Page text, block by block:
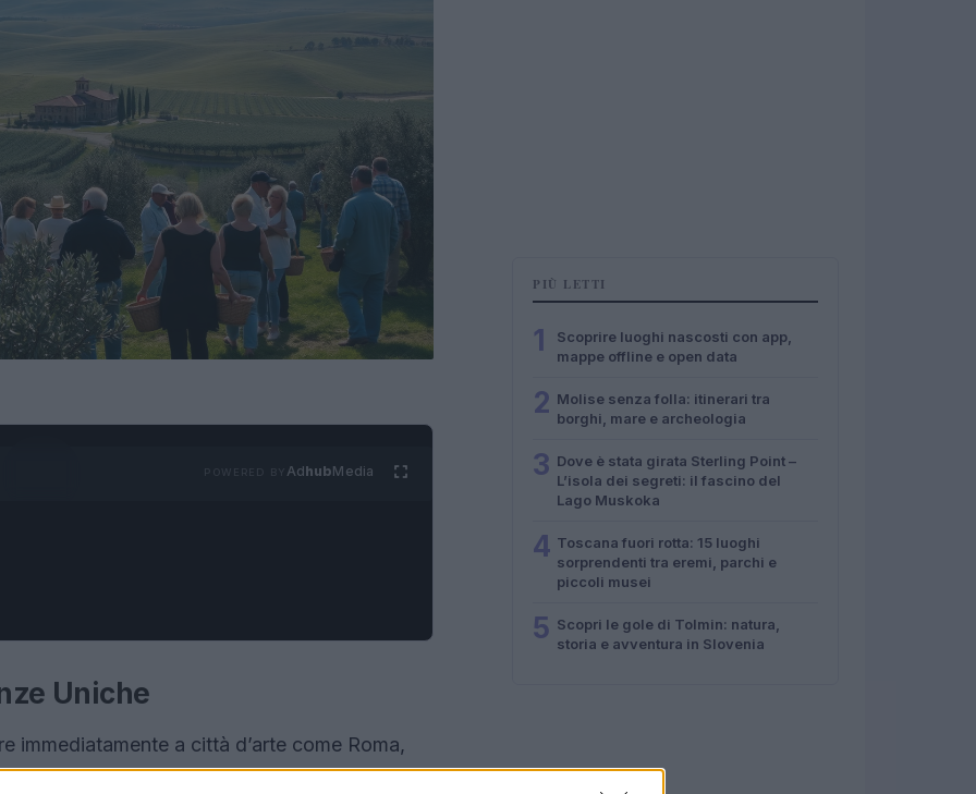
AdhubMedia
Uniche
immediatamente a città d’arte come Roma,
offre molto di più: esperienze uniche e
PIÙ LETTI
1
Scoprire luoghi nascosti con app,
mappe offline e open data
2 Molise senza folla: itinerari tra
borghi, mare e archeologia
3 Dove è stata girata Sterling Point –
L’isola dei segreti: il fascino del
Lago Muskoka
4 Toscana fuori rotta: 15 luoghi
sorprendenti tra eremi, parchi e
piccoli musei
5 Scopri le gole di Tolmin: natura,
storia e avventura in Slovenia